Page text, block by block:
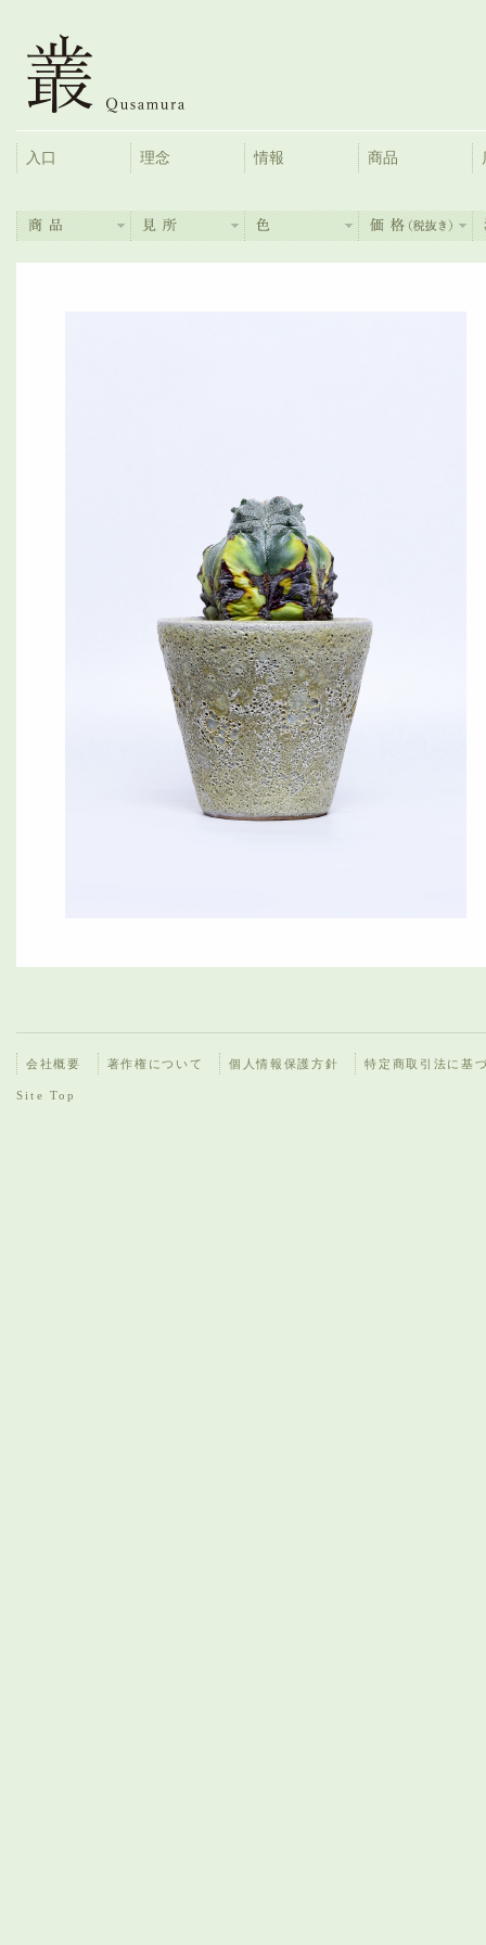
入口 理念 情報 商品
会社概要 著作権について 個人情報保護方針 特定商取引法に基
Site Top